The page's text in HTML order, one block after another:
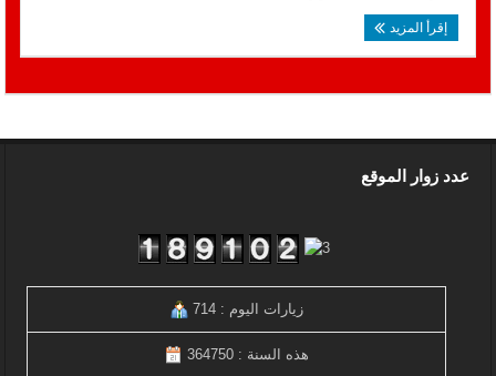
إقرأ المزيد
عدد زوار الموقع
زيارات اليوم : 714
هذه السنة : 364750